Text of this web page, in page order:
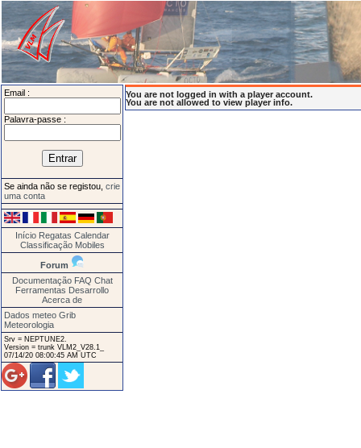
Email :
Palavra-passe :
Se ainda não se registou, crie
uma conta
Início Regatas Calendar
Classificação Mobiles
Forum
Documentação FAQ Chat
Ferramentas Desarrollo
Acerca de
Dados meteo Grib
Meteorologia
Srv = NEPTUNE2.
Version = trunk VLM2_V28.1_
07/14/20 08:00:45 AM UTC
You are not logged in with a player account.
You are not allowed to view player info.